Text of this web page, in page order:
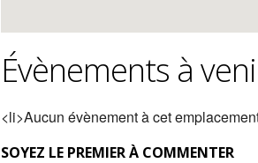
Évènements à
<li>Aucun évènement à cet
SOYEZ LE PREMIER À COMMENTER